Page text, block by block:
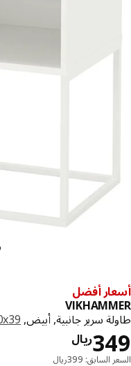
أفضل
سرير جانبية, أبيض,‎60x39 سم‏
ريالالسعر ريال
‭399‬ريال